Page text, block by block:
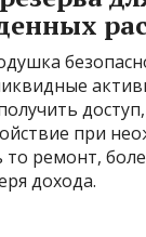
при
то ремонт,
дохода.